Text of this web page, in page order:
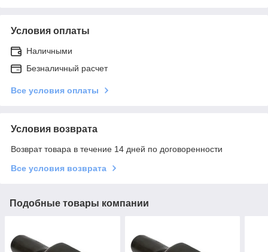
Условия оплаты
Наличными
Безналичный расчет
Все условия оплаты
Условия возврата
Возврат товара в течение 14 дней по договоренности
Все условия возврата
Подобные товары компании